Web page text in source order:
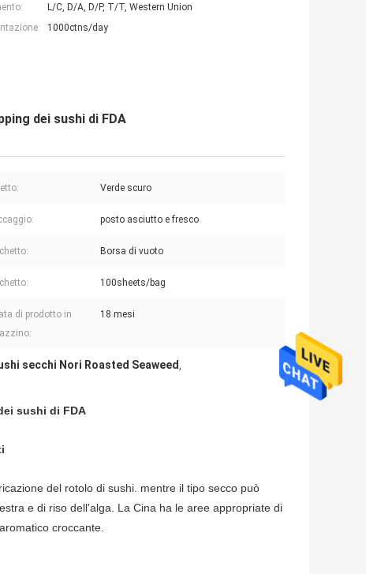
L/C, D/A, D/P, T/T, Western Union
1000ctns/day
dei sushi di FDA
Verde scuro
posto asciutto e fresco
Borsa di vuoto
100sheets/bag
di prodotto in
18 mesi
secchi Nori Roasted Seaweed,
sushi di FDA
del rotolo di sushi. mentre il tipo secco può
e di riso dell'alga. La Cina ha le aree appropriate di
croccante.